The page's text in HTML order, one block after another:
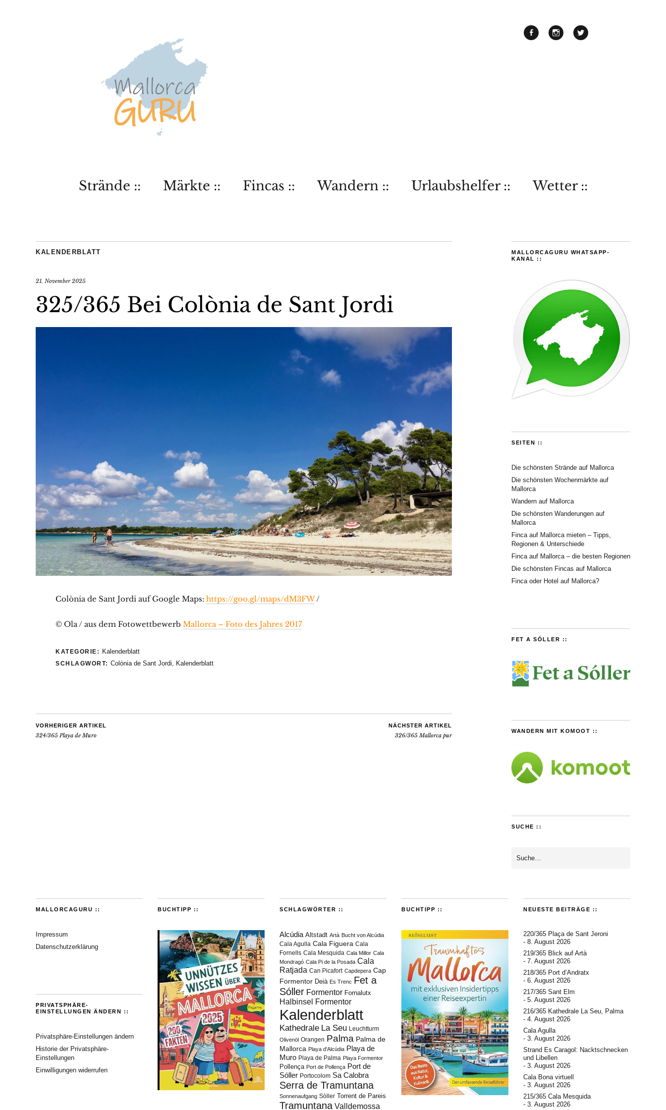
Strände :: Märkte :: Fincas :: Wandern :: Urlaubshelfer :: Wetter ::
KALENDERBLATT
21. November 2025
325/365 Bei Colònia de Sant Jordi
Colònia de Sant Jordi auf Google Maps: https://goo.gl/maps/dM3FW/
© Ola / aus dem Fotowettbewerb Mallorca – Foto des Jahres 2017
KATEGORIE: Kalenderblatt
SCHLAGWORT: Colònia de Sant Jordi Kalenderblatt
VORHERIGER ARTIKEL
324/365 Playa de Muro
NÄCHSTER ARTIKEL
326/365 Mallorca pur
MALLORCAGURU WHATSAPP-
KANAL ::
SEITEN ::
Die schönsten Strände auf Mallorca
Die schönsten Wochenmärkte auf
Mallorca
Wandern auf Mallorca
Die schönsten Wanderungen auf
Mallorca
Finca auf Mallorca mieten – Tipps,
Regionen & Unterschiede
Finca auf Mallorca – die besten Regionen
Die schönsten Fincas auf Mallorca
Finca oder Hotel auf Mallorca?
FET A SÓLLER ::
WANDERN MIT KOMOOT ::
SUCHE ::
MALLORCAGURU ::
Impressum
Datenschutzerklärung
PRIVATSPHÄRE-
EINSTELLUNGEN ÄNDERN ::
Privatsphäre-Einstellungen ändern
Historie der Privatsphäre-
Einstellungen
Einwilligungen widerrufen
BUCHTIPP :: SCHLAGWÖRTER ::
Alcúdia Altstadt Artà Bucht von Alcúdia
Cala Agulla Cala Figuera Cala
Fornells Cala Mesquida Cala Millor Cala
Mondragó Cala Pi de la Posada Cala
Ratjada Can Picafort Capdepera Cap
Formentor Deià Es Trenc Fet a
Sóller Formentor Fornalutx
Halbinsel Formentor
Kalenderblatt
Kathedrale La Seu Leuchtturm
Olivenöl Orangen Palma Palma de
Mallorca Playa d'Alcúdia Playa de
Muro Playa de Palma Playa Formentor
Pollença Port de Pollença Port de
Sóller Portocolom Sa Calobra
Serra de Tramuntana
Sonnenaufgang Sòller Torrent de Pareis
Tramuntana Valldemossa
BUCHTIPP :: NEUESTE BEITRÄGE ::
220/365 Plaça de Sant Jeroni
8. August 2026
219/365 Blick auf Artà
7. August 2026
218/365 Port d’Andratx
6. August 2026
217/365 Sant Elm
5. August 2026
216/365 Kathedrale La Seu, Palma
4. August 2026
Cala Agulla
3. August 2026
Strand Es Caragol: Nacktschnecken
und Libellen
3. August 2026
Cala Bona virtuell
3. August 2026
215/365 Cala Mesquida
3. August 2026